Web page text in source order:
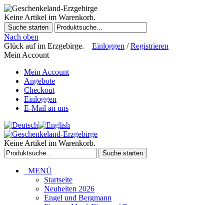
Keine Artikel im Warenkorb.
Suche starten
Nach oben
Glück auf im Erzgebirge.
Einloggen /Registrieren
Mein Account
Mein Account
Angebote
Checkout
Einloggen
E-Mail an uns
Keine Artikel im Warenkorb.
Suche starten
MENÜ
Startseite
Neuheiten 2026
Engel und Bergmann